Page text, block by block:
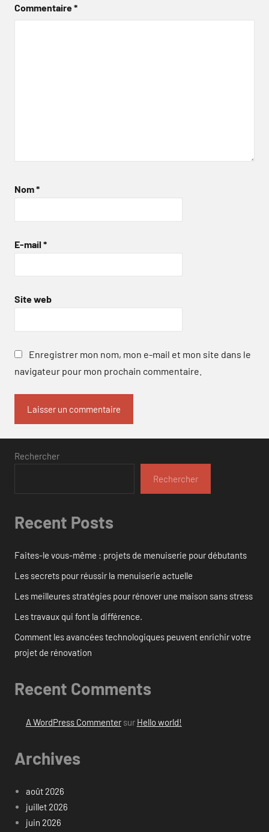
Commentaire*
Nom*
E-mail *
Site web
Enregistrer mon nom, mon e-mail et mon site dans le
navigateur pour mon prochain commentaire.
Rechercher
Rechercher
Recent Posts
Faites-le vous-même : projets de menuiserie pour débutants
Les secrets pour réussir la menuiserie actuelle
Les meilleures stratégies pour rénover une maison sans stress
Les travaux qui font la différence.
Comment les avancées technologiques peuvent enrichir votre
projet de rénovation
Recent Comments
A WordPress Commentersur Hello world!
Archives
août 2026
juillet 2026
juin 2026